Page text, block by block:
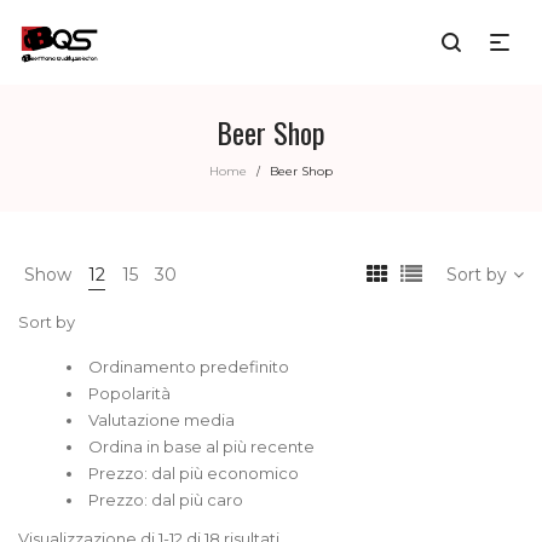
Beer Shop
Home / Beer Shop
Show 12 15 30 Sort by
Sort by
Ordinamento predefinito
Popolarità
Valutazione media
Ordina in base al più recente
Prezzo: dal più economico
Prezzo: dal più caro